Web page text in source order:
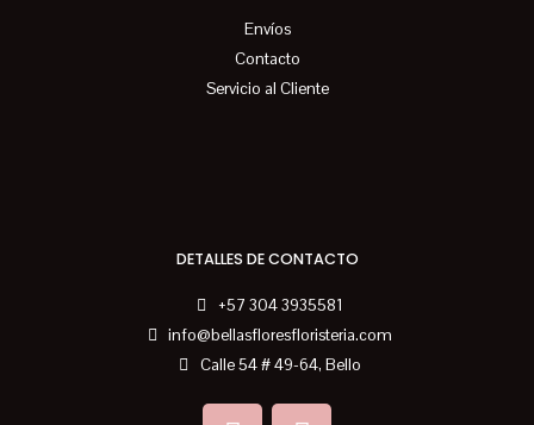
DETALLES DE CONTACTO
+57 304 3935581
info@bellasfloresfloristeria.com
Calle 54 # 49-64, Bello
Envíos
Contacto
Servicio al Cliente